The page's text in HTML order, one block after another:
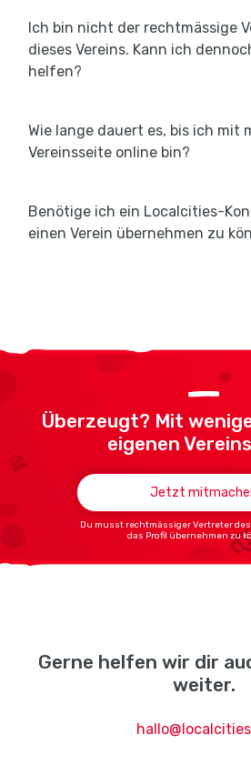
Ich bin nicht der rechtmässige
dieses Vereins. Kann ich
helfen?
Wie lange dauert es, bis ich mit
Vereinsseite online bin?
Benötige ich ein Localcities-
einen Verein übernehmen zu
Überzeugt? Mit
eigenen
Jetzt
Du musst rechtmässiger Vertreter
das Profil übernehmen zu
Gerne helfen wir dir
weiter.